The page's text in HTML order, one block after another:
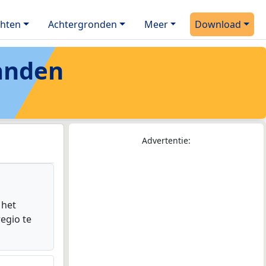
Achtergronden Meer Download
te
Advertentie: